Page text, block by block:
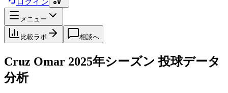
ログイン
メニュー
比較ラボ 相談へ
Cruz Omar 2025年シーズン 投球データ
分析